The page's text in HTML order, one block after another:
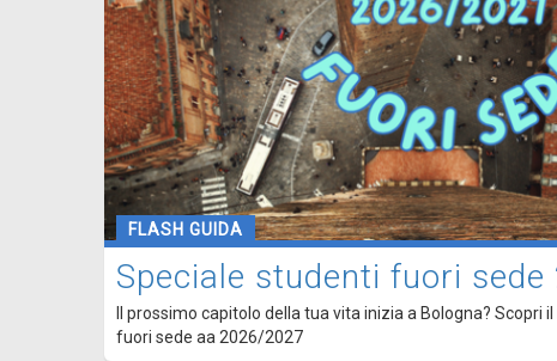
FLASH GUIDA
Speciale studenti fuori
Il prossimo capitolo della tua vita inizia a Bologna? Scopri
fuori sede aa 2026/2027